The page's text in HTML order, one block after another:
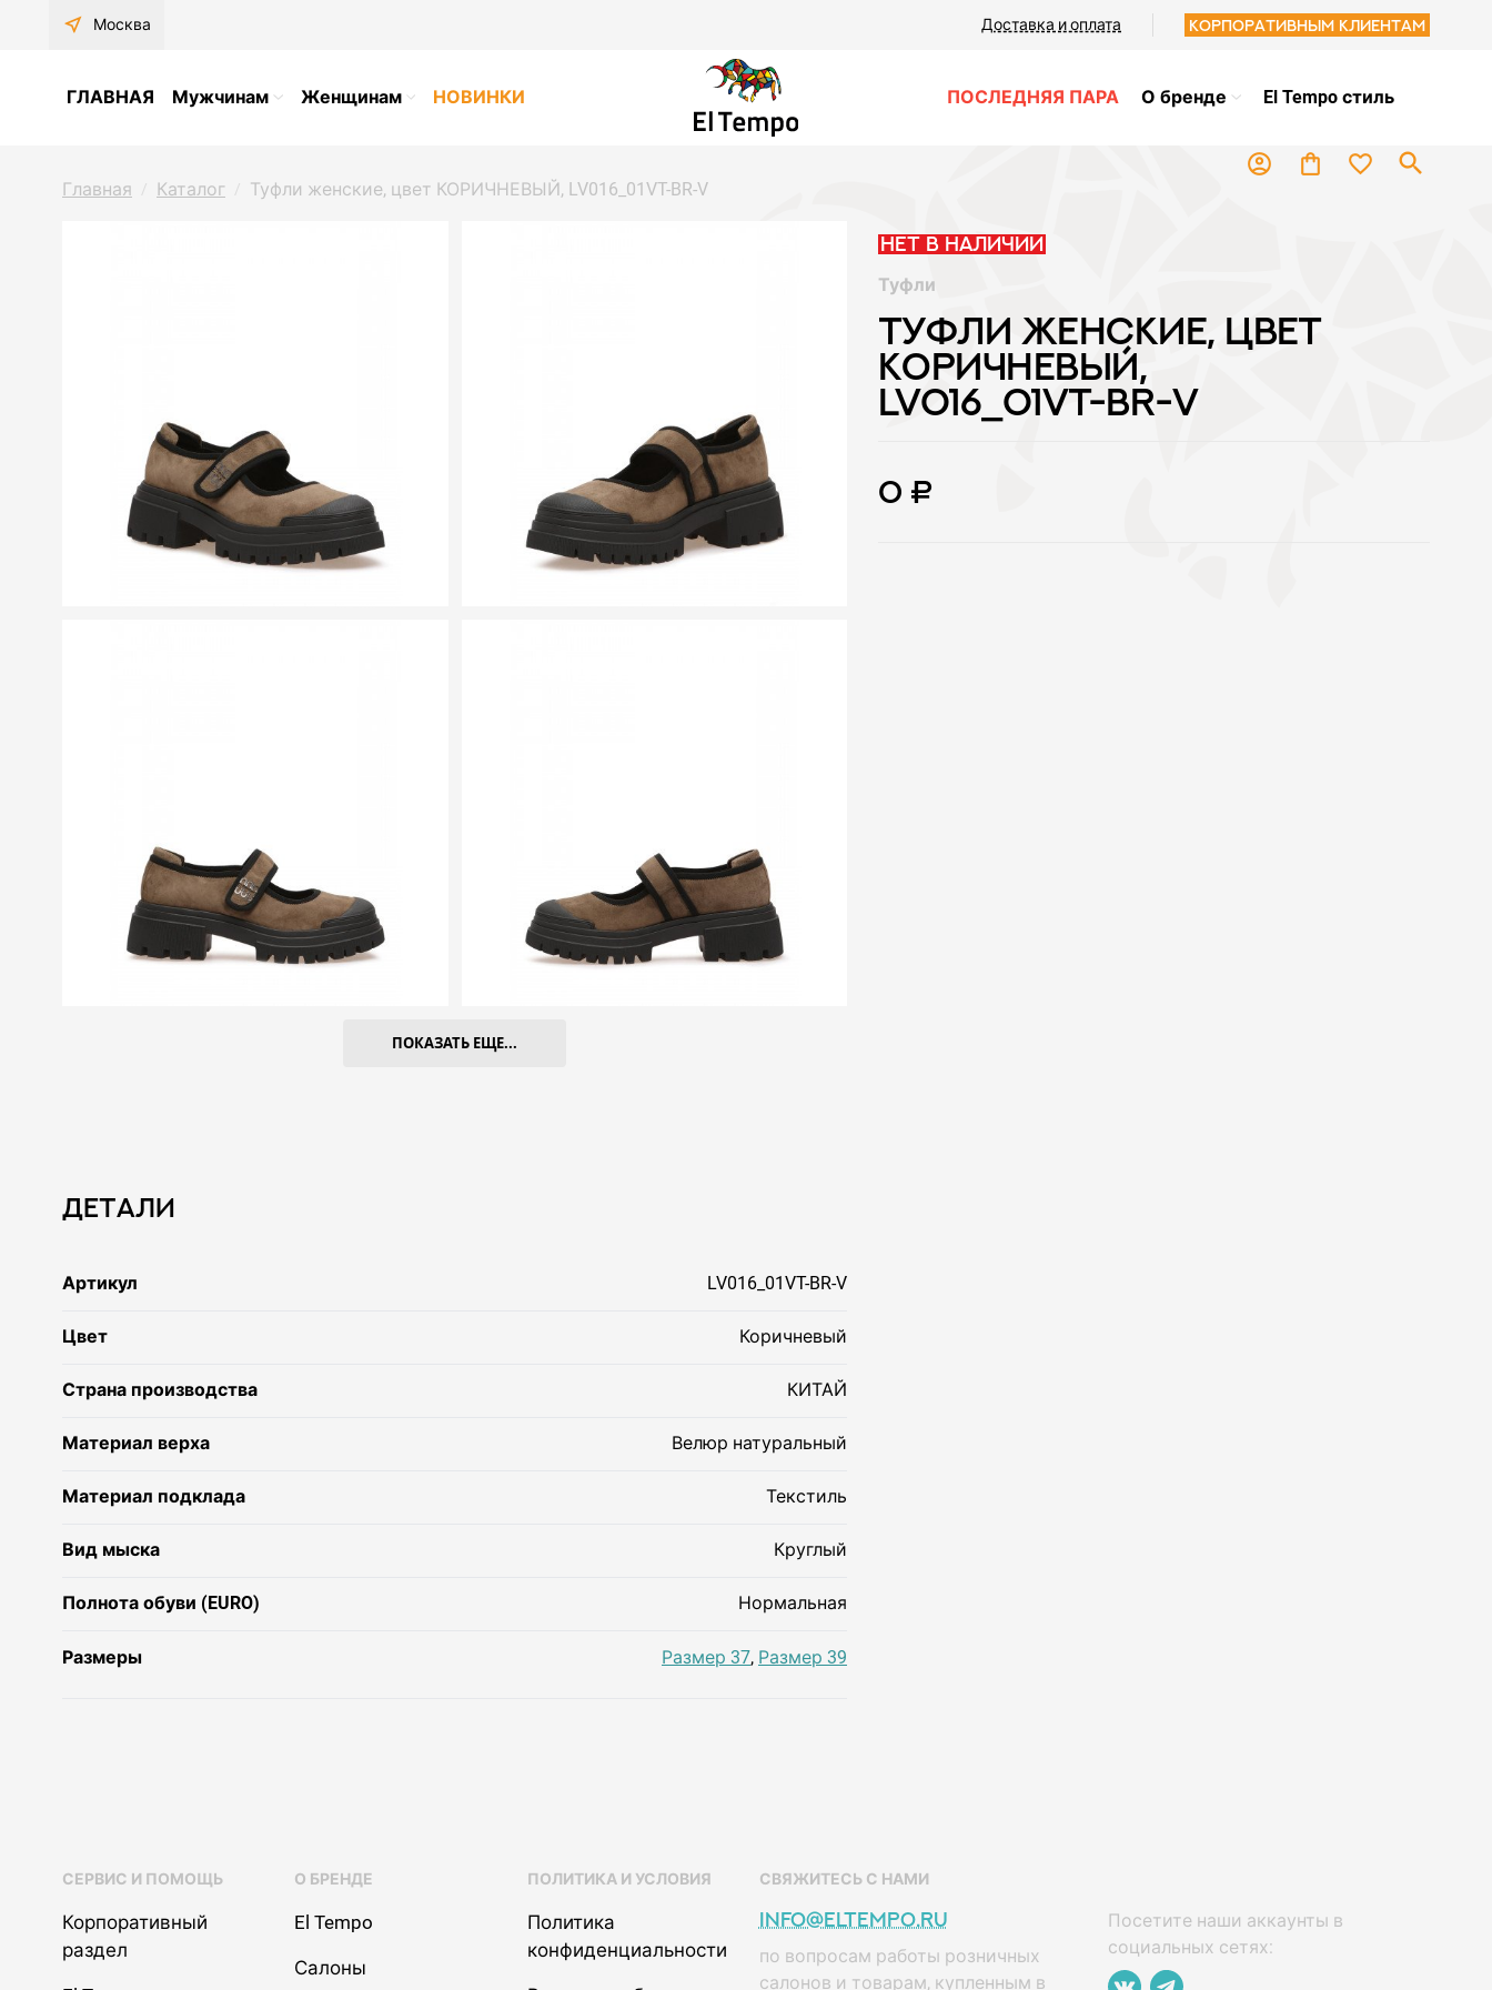
near_me Москва Доставка и оплата Корпоративным клиентам
ГЛАВНАЯ Мужчинам Женщинам НОВИНКИ ПОСЛЕДНЯЯ ПАРА О бренде El Tempo стиль
account_circle shopping_bag favorite_border search
Главная Каталог Туфли женские, цвет КОРИЧНЕВЫЙ, LV016_01VT-BR-V
ПОКАЗАТЬ ЕЩЕ...
Детали
Артикул LV016_01VT-BR-V
Цвет Коричневый
Страна производства КИТАЙ
Материал верха Велюр натуральный
Материал подклада Текстиль
Вид мыска Круглый
Полнота обуви (EURO) Нормальная
Размеры Размер 37, Размер 39
Нет в наличии
Туфли
ТУФЛИ ЖЕНСКИЕ, ЦВЕТ
КОРИЧНЕВЫЙ,
LV016_01VT-BR-V
0 ₽
СЕРВИС И ПОМОЩЬ
Корпоративный
раздел
О БРЕНДЕ
El Tempo
Салоны
ПОЛИТИКА И УСЛОВИЯ
Политика
конфиденциальности
СВЯЖИТЕСЬ С НАМИ
info@eltempo.ru
по вопросам работы розничных
салонов и товарам, купленным в
Посетите наши аккаунты в
социальных сетях: